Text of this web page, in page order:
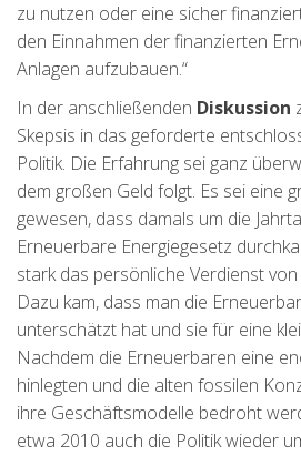
zu nutzen oder eine sicher
den Einnahmen der finanzierten
Anlagen aufzubauen.“
In der anschließenden Diskussion
Skepsis in das geforderte
Politik. Die Erfahrung sei ganz
dem großen Geld folgt. Es sei eine
gewesen, dass damals um die
Erneuerbare Energiegesetz
stark das persönliche Verdienst
Dazu kam, dass man die
unterschätzt hat und sie für eine
Nachdem die Erneuerbaren eine
hinlegten und die alten fossilen
ihre Geschäftsmodelle bedroht
etwa 2010 auch die Politik wieder